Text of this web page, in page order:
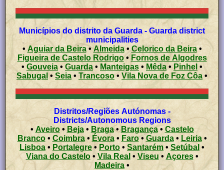
Municípios do distrito da Guarda - Guarda district
municipalities
• Aguiar da Beira•Almeida•Celorico da Beira•
Figueira de Castelo Rodrigo•Fornos de Algodres
• Gouveia• Guarda •Manteigas • Mêda• Pinhel •
Sabugal • Seia • Trancoso• Vila Nova de Foz Côa •
Distritos/Regiões Autónomas -
Districts/Autonomous Regions
• Aveiro• Beja• Braga•Bragança• Castelo
Branco• Coimbra• Évora• Faro• Guarda• Leiria•
Lisboa • Portalegre• Porto • Santarém • Setúbal •
Viana do Castelo• Vila Real • Viseu• Açores •
Madeira •